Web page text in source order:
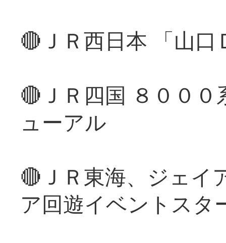
🔴ＪＲ西日本 「山
🔴ＪＲ四国 ８００
ューアル
🔴ＪＲ東海、ジェイ
ア回遊イベントスタ